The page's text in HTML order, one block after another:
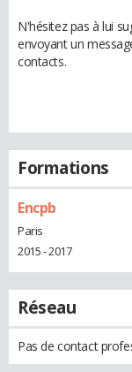
N'hésitez pas à lui
envoyant un
contacts.
Formations
Encpb
Paris
2015 - 2017
Réseau
Pas de contact